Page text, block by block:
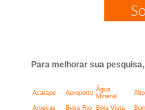
Para melhorar sua
Acarape Aeroporto Água
Mineral
Aroeiras Beira Rio Bela Vista